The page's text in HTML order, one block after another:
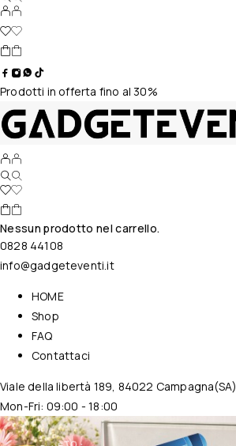
Prodotti in offerta fino al 30%
Nessun prodotto nel carrello.
0828 44108
info@gadgeteventi.it
HOME
Shop
FAQ
Contattaci
Viale della libertà 189, 84022 Campagna(SA)
Mon-Fri: 09:00 - 18:00